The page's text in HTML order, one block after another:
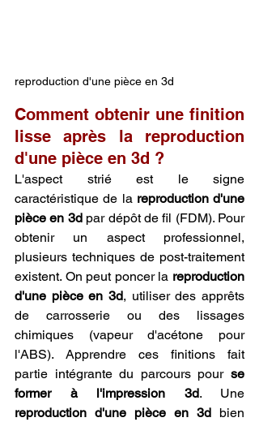
reproduction d'une pièce en 3d
Comment obtenir une finition
lisse après la reproduction
d'une pièce en 3d ?
L'aspect strié est le signe
caractéristique de la reproduction d'une
pièce en 3d par dépôt de fil (FDM). Pour
obtenir un aspect professionnel,
plusieurs techniques de post-traitement
existent. On peut poncer la reproduction
d'une pièce en 3d, utiliser des apprêts
de carrosserie ou des lissages
chimiques (vapeur d'acétone pour
l'ABS). Apprendre ces finitions fait
partie intégrante du parcours pour se
former à l'impression 3d
reproduction d'une pièce en 3d bien